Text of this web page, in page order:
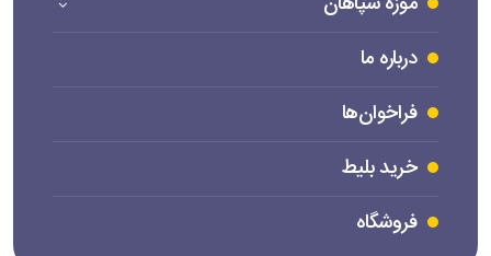
درباره ما
فراخوان‌ها
خرید بلیط
فروشگاه